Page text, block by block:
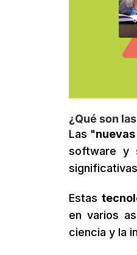
¿Qué son
Las "
software y
Estas
en varios
ciencia y la